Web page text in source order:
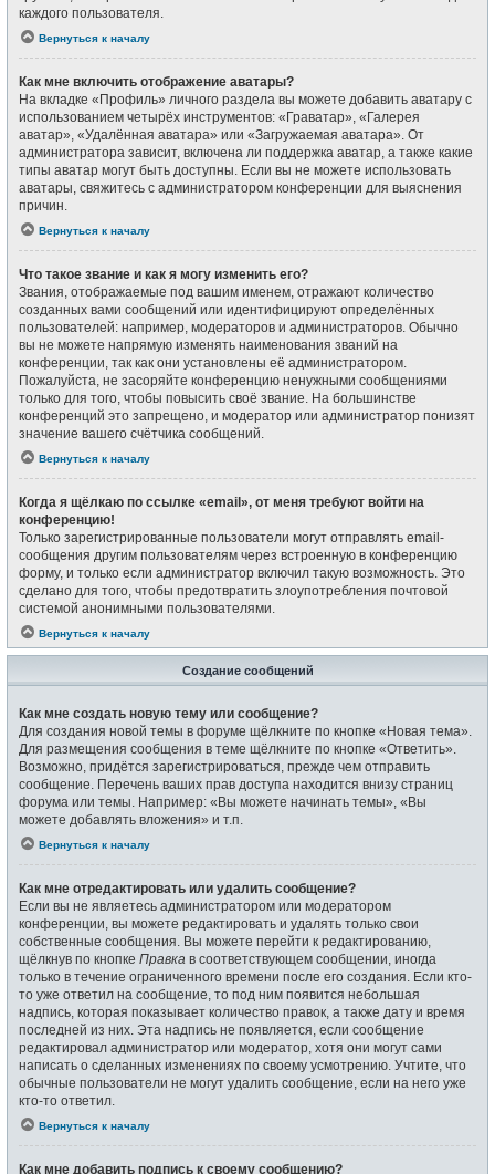
каждого пользователя.
Вернуться к началу
Как мне включить отображение аватары?
На вкладке «Профиль» личного раздела вы можете добавить аватару с
использованием четырёх инструментов: «Граватар», «Галерея
аватар», «Удалённая аватара» или «Загружаемая аватара». От
администратора зависит, включена ли поддержка аватар, а также какие
типы аватар могут быть доступны. Если вы не можете использовать
аватары, свяжитесь с администратором конференции для выяснения
причин.
Вернуться к началу
Что такое звание и как я могу изменить его?
Звания, отображаемые под вашим именем, отражают количество
созданных вами сообщений или идентифицируют определённых
пользователей: например, модераторов и администраторов. Обычно
вы не можете напрямую изменять наименования званий на
конференции, так как они установлены её администратором.
Пожалуйста, не засоряйте конференцию ненужными сообщениями
только для того, чтобы повысить своё звание. На большинстве
конференций это запрещено, и модератор или администратор понизят
значение вашего счётчика сообщений.
Вернуться к началу
Когда я щёлкаю по ссылке «email», от меня требуют войти на
конференцию!
Только зарегистрированные пользователи могут отправлять email-
сообщения другим пользователям через встроенную в конференцию
форму, и только если администратор включил такую возможность. Это
сделано для того, чтобы предотвратить злоупотребления почтовой
системой анонимными пользователями.
Вернуться к началу
Создание сообщений
Как мне создать новую тему или сообщение?
Для создания новой темы в форуме щёлкните по кнопке «Новая тема».
Для размещения сообщения в теме щёлкните по кнопке «Ответить».
Возможно, придётся зарегистрироваться, прежде чем отправить
сообщение. Перечень ваших прав доступа находится внизу страниц
форума или темы. Например: «Вы можете начинать темы», «Вы
можете добавлять вложения» и т.п.
Вернуться к началу
Как мне отредактировать или удалить сообщение?
Если вы не являетесь администратором или модератором
конференции, вы можете редактировать и удалять только свои
собственные сообщения. Вы можете перейти к редактированию,
щёлкнув по кнопке Правка в соответствующем сообщении, иногда
только в течение ограниченного времени после его создания. Если кто-
то уже ответил на сообщение, то под ним появится небольшая
надпись, которая показывает количество правок, а также дату и время
последней из них. Эта надпись не появляется, если сообщение
редактировал администратор или модератор, хотя они могут сами
написать о сделанных изменениях по своему усмотрению. Учтите, что
обычные пользователи не могут удалить сообщение, если на него уже
кто-то ответил.
Вернуться к началу
Как мне добавить подпись к своему сообщению?